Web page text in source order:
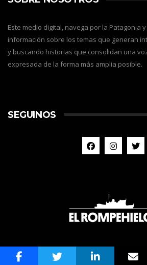
Este medio digital, navega por la Patagonia
información sobre los temas que generan
y buscando historias que consolidan una
expresada de la forma más amplia posible.
SEGUINOS